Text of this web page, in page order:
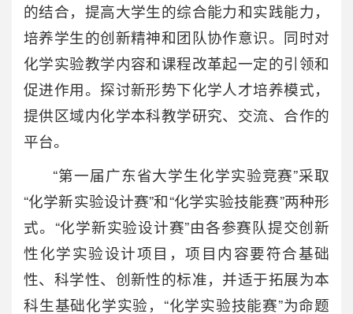
的结合，提高大学生的综合能力和实践能力，
培养学生的创新精神和团队协作意识。同时对
化学实验教学内容和课程改革起一定的引领和
促进作用。探讨新形势下化学人才培养模式，
提供区域内化学本科教学研究、交流、合作的
平台。
“第一届广东省大学生化学实验竞赛”采取
“化学新实验设计赛”和“化学实验技能赛”两种形
式。“化学新实验设计赛”由各参赛队提交创新
性化学实验设计项目，项目内容要符合基础
性、科学性、创新性的标准，并适于拓展为本
科生基础化学实验，“化学实验技能赛”为命题